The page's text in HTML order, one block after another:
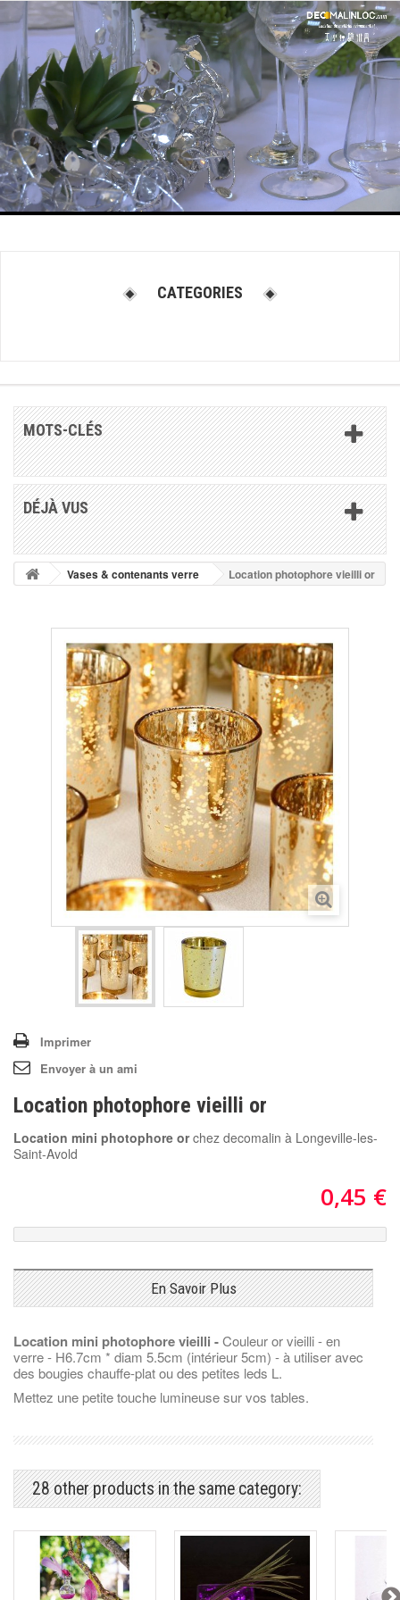
CATEGORIES
MOTS-CLÉS
DÉJÀ VUS
Vases & contenants verre Location photophore vieilli or
Imprimer
Envoyer à un ami
Location photophore vieilli or
Location mini photophore orchez decomalin à Longeville-les-
Saint-Avold
0,45 €
En Savoir Plus
Location mini photophore vieilli -Couleur or vieilli - en
verre - H6.7cm * diam 5.5cm (intérieur 5cm) - à utiliser avec
des bougies chauffe-plat ou des petites leds L.
Mettez une petite touche lumineuse sur vos tables.
28 other products in the same category: